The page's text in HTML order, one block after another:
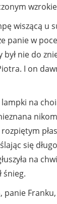
wiszącą
panie w
nie do
I on
na
się
na
śnieg.